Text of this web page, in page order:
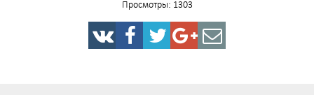
Просмотры: 1303